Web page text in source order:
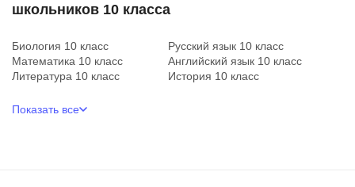
школьников 10 класса
Биология 10 класс
Русский язык 10 класс
Математика 10 класс
Английский язык 10 класс
Литература 10 класс
История 10 класс
Показать все